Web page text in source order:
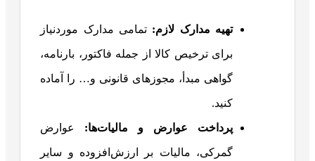
تهیه مدارک لازم: تمامی مدارک موردنیاز
برای ترخیص کالا از جمله فاکتور، بارنامه،
گواهی مبدأ، مجوزهای قانونی و… را آماده
کنید.
پرداخت عوارض و مالیات‌ها: عوارض
گمرکی، مالیات بر ارزش‌افزوده و سایر